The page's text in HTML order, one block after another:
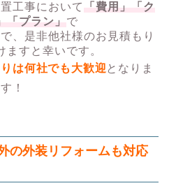
工事において
「費用」「ク
「プラン」 で
、是非他社様のお見積もり
ますと幸いです。
は何社でも大歓迎 となりま
す！
の外装リフォームも対応